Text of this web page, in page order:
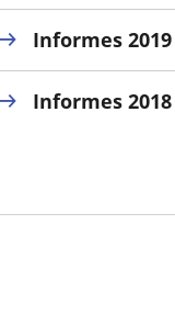
Informes 2019
Informes 2018